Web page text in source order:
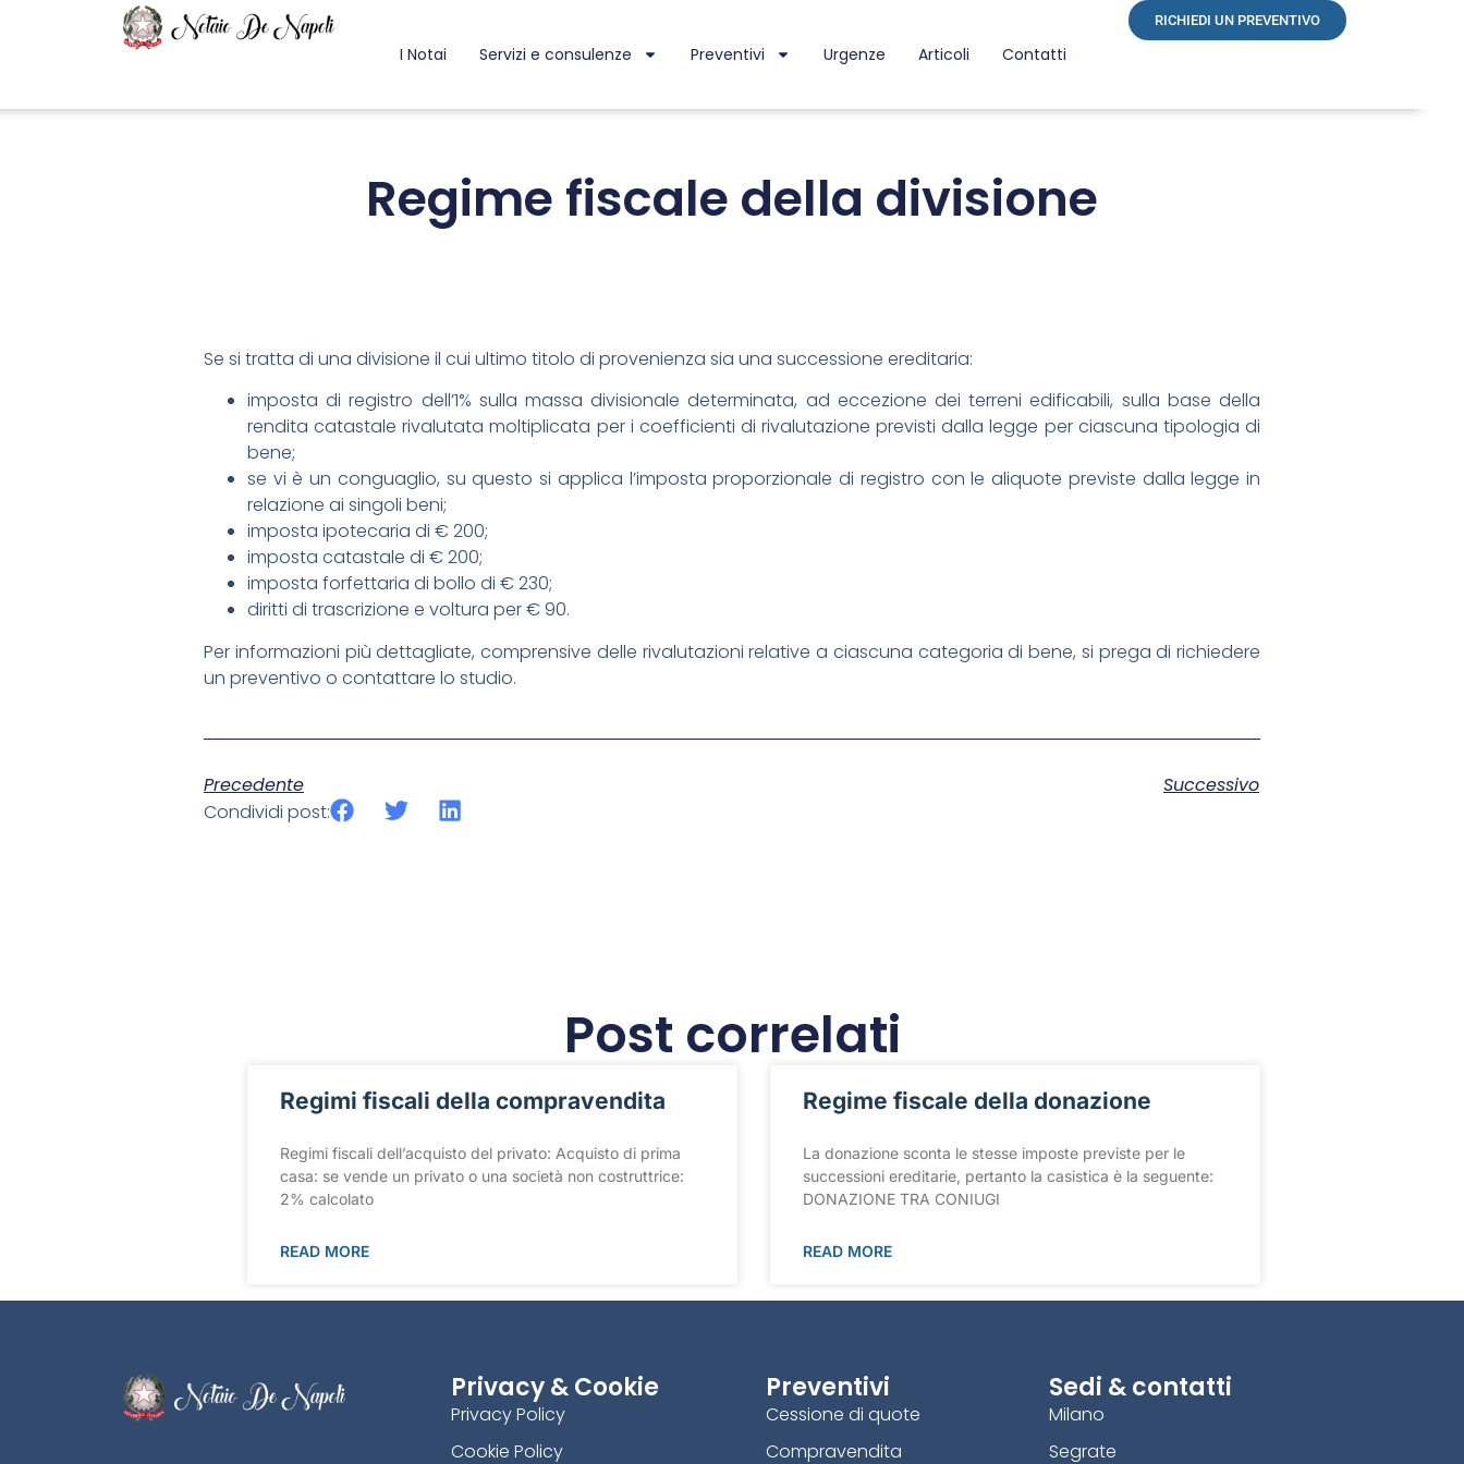
I Notai Servizi e consulenze Preventivi Urgenze Articoli Contatti
RICHIEDI UN PREVENTIVO
Regime fiscale della divisione
Se si tratta di una divisione il cui ultimo titolo di provenienza sia una successione ereditaria:
imposta di registro dell’1% sulla massa divisionale determinata, ad eccezione dei terreni edificabili, sulla base della
rendita catastale rivalutata moltiplicata per i coefficienti di rivalutazione previsti dalla legge per ciascuna tipologia di
bene;
se vi è un conguaglio, su questo si applica l’imposta proporzionale di registro con le aliquote previste dalla legge in
relazione ai singoli beni;
imposta ipotecaria di € 200;
imposta catastale di € 200;
imposta forfettaria di bollo di € 230;
diritti di trascrizione e voltura per € 90.
Per informazioni più dettagliate, comprensive delle rivalutazioni relative a ciascuna categoria di bene, si prega di richiedere
un preventivo o contattare lo studio.
Precedente
Successivo
Condividi post:
Post correlati
Regimi fiscali della compravendita
Regimi fiscali dell’acquisto del privato: Acquisto di prima
casa: se vende un privato o una società non costruttrice:
2% calcolato
READ MORE
Regime fiscale della donazione
La donazione sconta le stesse imposte previste per le
successioni ereditarie, pertanto la casistica è la seguente:
DONAZIONE TRA CONIUGI
READ MORE
Privacy & Cookie
Privacy Policy
Cookie Policy
Preventivi
Cessione di quote
Compravendita
Sedi & contatti
Milano
Segrate